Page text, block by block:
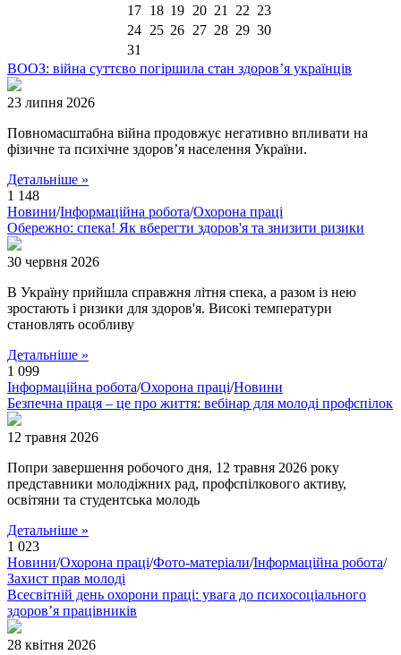
17
18 19 20 21 22 23
24
25 26 27 28 29 30
31
ВООЗ: війна суттєво погіршила стан здоров’я українців
23 липня 2026
Повномасштабна війна продовжує негативно впливати на
фізичне та психічне здоров’я населення України.
Детальніше »
1 148
Новини/Інформаційна робота/Охорона праці
Обережно: спека! Як вберегти здоров'я та знизити ризики
30 червня 2026
В Україну прийшла справжня літня спека, а разом із нею
зростають і ризики для здоров'я. Високі температури
становлять особливу
Детальніше »
1 099
Інформаційна робота/Охорона праці/Новини
Безпечна праця – це про життя: вебінар для молоді профспілок
12 травня 2026
Попри завершення робочого дня, 12 травня 2026 року
представники молодіжних рад, профспілкового активу,
освітяни та студентська молодь
Детальніше »
1 023
Новини/Охорона праці/Фото-матеріали/Інформаційна робота/
Захист прав молоді
Всесвітній день охорони праці: увага до психосоціального
здоров’я працівників
28 квітня 2026